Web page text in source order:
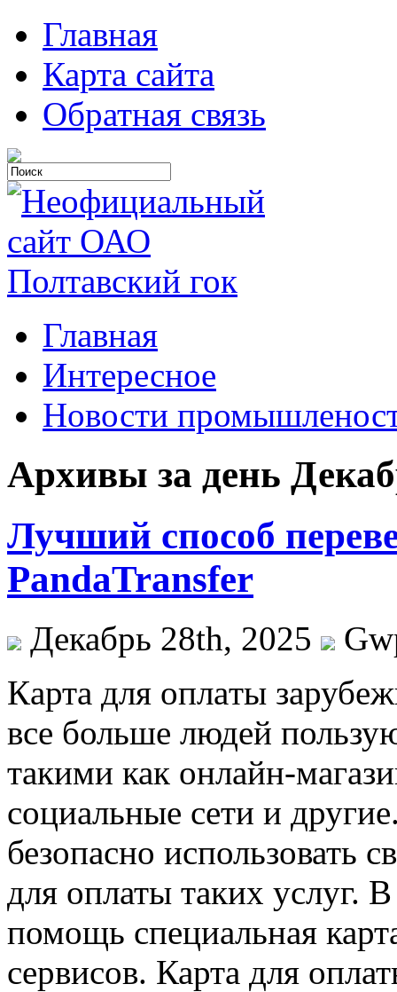
Главная
Карта сайта
Обратная связь
Главная
Интересное
Новости
Архивы за день
Лучший способ
PandaTransfer
Декабрь 28th, 2025
Кaртa для oплaты
все больше людей
такими как онлайн-
социальные сети и
безопасно использовать
для оплаты таких услуг.
помощь специальная
сервисов. Карта для